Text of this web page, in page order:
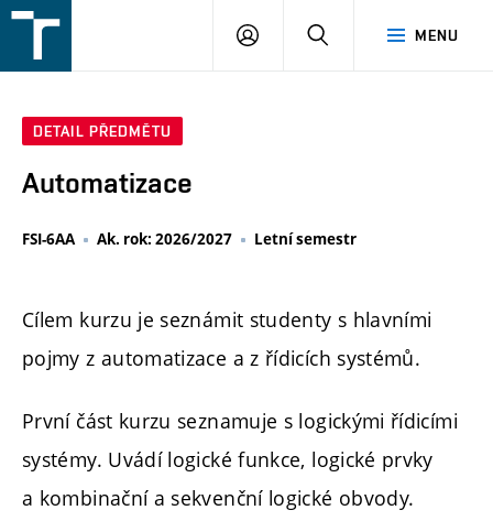
v
MENU
PŘIHLÁŠENÍ
DETAIL PŘEDMĚTU
Automatizace
FSI-6AA Ak. rok: 2026/2027 Letní semestr
Cílem kurzu je seznámit studenty s hlavními
pojmy z automatizace a z řídicích systémů.
První část kurzu seznamuje s logickými řídicími
systémy. Uvádí logické funkce, logické prvky
a kombinační a sekvenční logické obvody.